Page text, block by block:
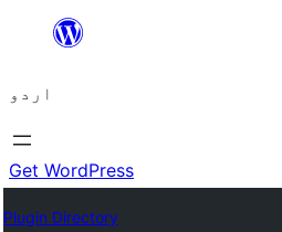
چھوڑیں
پر
جائیں
اردو
Get WordPress
Plugin Directory